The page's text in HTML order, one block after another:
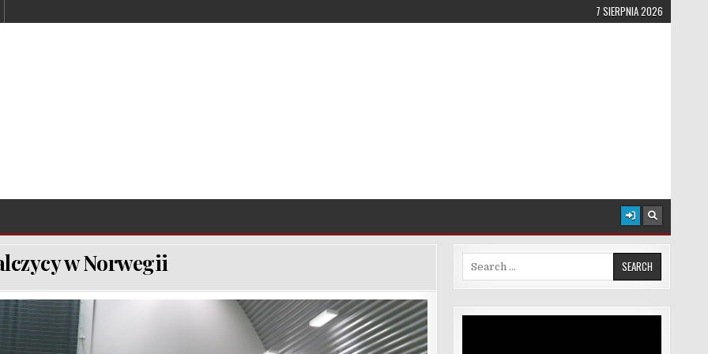
7 SIERPNIA 2026
w Norwegii Search for: